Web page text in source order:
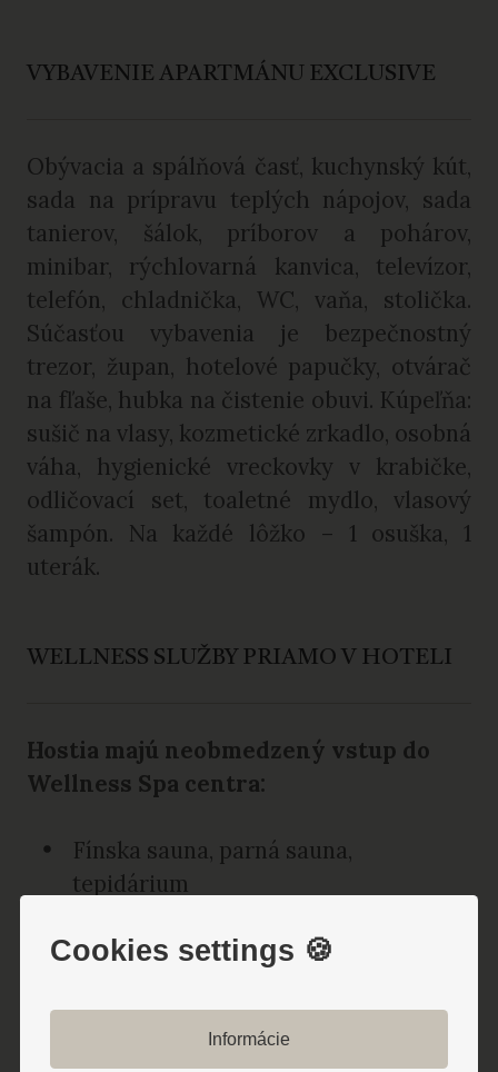
VYBAVENIE APARTMÁNU EXCLUSIVE
Obývacia a spálňová časť, kuchynský kút,
sada na prípravu teplých nápojov, sada
tanierov, šálok, príborov a pohárov,
minibar, rýchlovarná kanvica, televízor,
telefón, chladnička, WC, vaňa, stolička.
Súčasťou vybavenia je bezpečnostný
trezor, župan, hotelové papučky, otvárač
na fľaše, hubka na čistenie obuvi. Kúpeľňa:
sušič na vlasy, kozmetické zrkadlo, osobná
váha, hygienické vreckovky v krabičke,
odličovací set, toaletné mydlo, vlasový
šampón. Na každé lôžko – 1 osuška, 1
uterák.
WELLNESS SLUŽBY PRIAMO V HOTELI
Hostia majú neobmedzený vstup do
Wellness Spa centra:
Fínska sauna, parná sauna,
tepidárium
Fitness centrum
Cookies settings 🍪
Informácie